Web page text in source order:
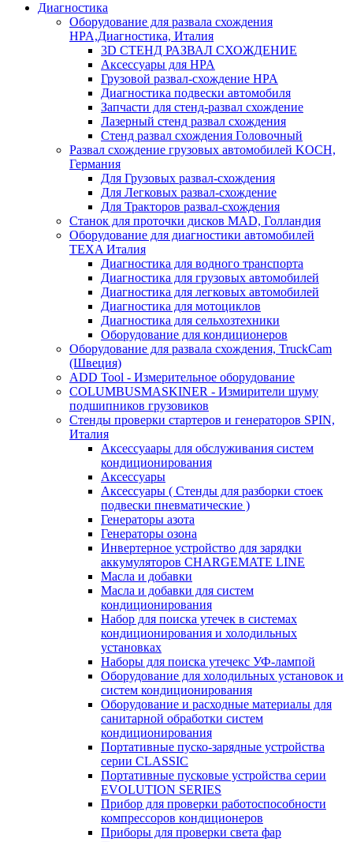
Диагностика
Оборудование для развала схождения
HPA,Диагностика, Италия
3D СТЕНД РАЗВАЛ СХОЖДЕНИЕ
Аксессуары для HPA
Грузовой развал-схождение HPA
Диагностика подвески автомобиля
Запчасти для стенд-развал схождение
Лазерный стенд развал схождения
Стенд развал схождения Головочный
Развал схождение грузовых автомобилей KOCH,
Германия
Для Грузовых развал-схождения
Для Легковых развал-схождение
Для Тракторов развал-схождения
Станок для проточки дисков MAD, Голландия
Оборудование для диагностики автомобилей
TEXA Италия
Диагностика для водного транспорта
Диагностика для грузовых автомобилей
Диагностика для легковых автомобилей
Диагностика для мотоциклов
Диагностика для сельхозтехники
Оборудование для кондиционеров
Оборудование для развала схождения, TruckCam
(Швеция)
ADD Tool - Измерительное оборудование
COLUMBUSMASKINER - Измирители шуму
подшипников грузовиков
Стенды проверки стартеров и генераторов SPIN,
Италия
Аксессуаары для обслуживания систем
кондиционирования
Аксессуары
Аксессуары ( Стенды для разборки стоек
подвески пневматические )
Генераторы азота
Генераторы озона
Инвертерное устройство для зарядки
аккумуляторов CHARGEMATE LINE
Масла и добавки
Масла и добавки для систем
кондиционирования
Набор для поиска утечек в системах
кондиционирования и холодильных
установках
Наборы для поиска утечекс УФ-лампой
Оборудование для холодильных установок и
систем кондиционирования
Оборудование и расходные материалы для
санитарной обработки систем
кондиционирования
Портативные пуско-зарядные устройства
серии CLASSIC
Портативные пусковые устройства серии
EVOLUTION SERIES
Прибор для проверки работоспособности
компрессоров кондиционеров
Приборы для проверки света фар